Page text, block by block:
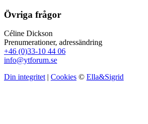
Övriga frågor
Céline Dickson
Prenumerationer, adressändring
+46 (0)33-10 44 06
info@ytforum.se
Din integritet | Cookies © Ella&Sigrid